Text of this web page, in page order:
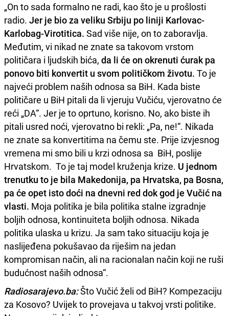
„On to sada formalno ne radi, kao što je u prošlosti
radio. Jer je bio za veliku Srbiju po liniji Karlovac-
Karlobag-Virotitica. Sad više nije, on to zaboravlja.
Međutim, vi nikad ne znate sa takovom vrstom
političara i ljudskih bića, da li će on okrenuti ćurak pa
ponovo biti konvertit u svom političkom životu. To je
najveći problem naših odnosa sa BiH. Kada biste
političare u BiH pitali da li vjeruju Vučiću, vjerovatno će
reći „DA“. Jer je to oprtuno, korisno. No, ako biste ih
pitali usred noći, vjerovatno bi rekli: „Pa, ne!“. Nikada
ne znate sa konvertitima na čemu ste. Prije izvjesnog
vremena mi smo bili u krzi odnosa sa BiH, poslije
Hrvatskom. To je taj model kruženja krize. U jednom
trenutku to je bila Makedonija, pa Hrvatska, pa Bosna,
pa će opet isto doći na dnevni red dok god je Vučić na
vlasti. Moja politika je bila politika stalne izgradnje
boljih odnosa, kontinuiteta boljih odnosa. Nikada
politika ulaska u krizu. Ja sam tako situaciju koja je
naslijeđena pokušavao da riješim na jedan
kompromisan način, ali na racionalan način koji ne ruši
budućnost naših odnosa“.
Radiosarajevo.ba:Što Vučić želi od BiH? Kompezaciju
za Kosovo? Uvijek to provejava u takvoj vrsti politike.